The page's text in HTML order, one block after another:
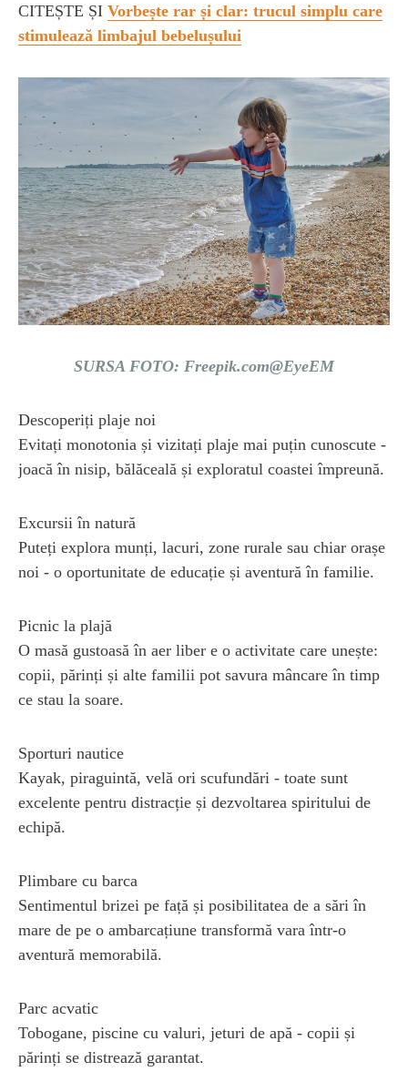
CITEȘTE ȘI Vorbește rar și clar: trucul simplu care
stimulează limbajul bebelușului
SURSA FOTO: Freepik.com@EyeEM
Descoperiți plaje noi
Evitați monotonia și vizitați plaje mai puțin cunoscute -
joacă în nisip, bălăceală și exploratul coastei împreună.
Excursii în natură
Puteți explora munți, lacuri, zone rurale sau chiar orașe
noi - o oportunitate de educație și aventură în familie.
Picnic la plajă
O masă gustoasă în aer liber e o activitate care unește:
copii, părinți și alte familii pot savura mâncare în timp
ce stau la soare.
Sporturi nautice
Kayak, piraguintă, velă ori scufundări - toate sunt
excelente pentru distracție și dezvoltarea spiritului de
echipă.
Plimbare cu barca
Sentimentul brizei pe față și posibilitatea de a sări în
mare de pe o ambarcațiune transformă vara într-o
aventură memorabilă.
Parc acvatic
Tobogane, piscine cu valuri, jeturi de apă - copii și
părinți se distrează garantat.